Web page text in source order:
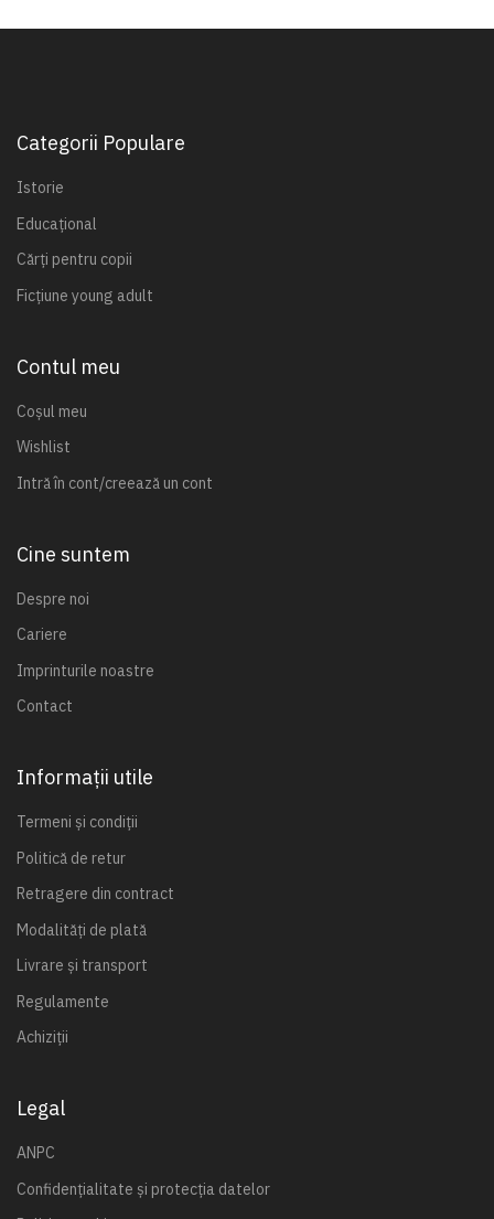
Categorii Populare
Istorie
Educațional
Cărți pentru copii
Ficțiune young adult
Contul meu
Coșul meu
Wishlist
Intră în cont/creează un cont
Cine suntem
Despre noi
Cariere
Imprinturile noastre
Contact
Informații utile
Termeni și condiții
Politică de retur
Retragere din contract
Modalități de plată
Livrare și transport
Regulamente
Achiziții
Legal
ANPC
Confidențialitate și protecția datelor